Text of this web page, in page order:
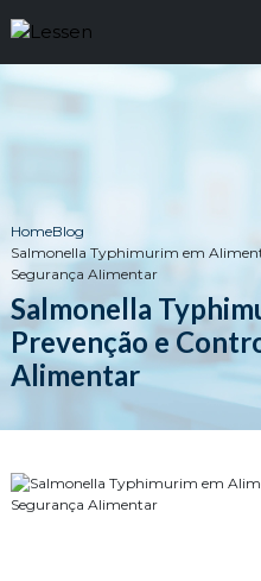
HomeBlog
Salmonella Typhimurim em
Segurança Alimentar
Salmonella
Prevenção e
Alimentar